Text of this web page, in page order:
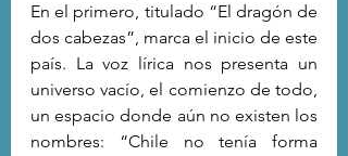
En el primero, titulado “El dragón de
dos cabezas”, marca el inicio de este
país. La voz lírica nos presenta un
universo vacío, el comienzo de todo,
un espacio donde aún no existen los
nombres: “Chile no tenía forma